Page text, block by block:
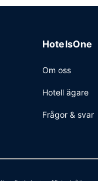
HotelsOne
Om oss
Hotell ägare
Frågor & svar